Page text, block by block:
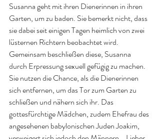
Susanna geht mit ihren Dienerinnen in ihren
Garten, um zu baden. Sie bemerkt nicht, dass
sie dabei seit einigen Tagen heimlich von zwei
lüsternen Richtern beobachtet wird.
Gemeinsam beschließen diese, Susanna
durch Erpressung sexuell gefügig zu machen.
Sie nutzen die Chance, als die Dienerinnen
sich entfernen, um das Tor zum Garten zu
schließen und nähern sich ihr. Das
gottesfürchtige Mädchen, zudem Ehefrau des
angesehenen babylonischen Juden Joakim,